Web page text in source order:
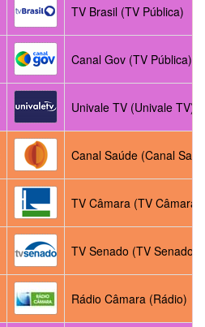
TV Brasil (TV Pública)
Canal Gov (TV Pública)
Univale TV (Univale TV)
Canal Saúde (Canal
TV Câmara (TV Câmara)
TV Senado (TV Senado)
Rádio Câmara (Rádio)